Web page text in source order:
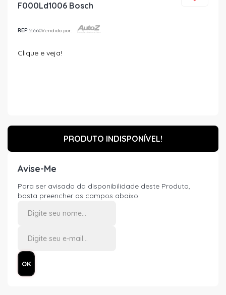
F000Ld1006 Bosch
REF:55560Vendido por:
Clique e veja!
PRODUTO INDISPONÍVEL!
Avise-Me
Para ser avisado da disponibilidade deste Produto,
basta preencher os campos abaixo.